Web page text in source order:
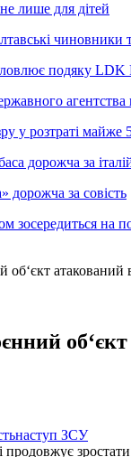
лише для дітей
чиновники
подяку LDK
агентства
у розтраті
дорожча за
дорожча за совість
на
наступ ЗСУ